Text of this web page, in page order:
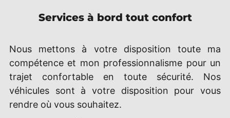
Services à bord tout confort
Nous mettons à votre disposition toute ma
compétence et mon professionnalisme pour un
trajet confortable en toute sécurité. Nos
véhicules sont à votre disposition pour vous
rendre où vous souhaitez.